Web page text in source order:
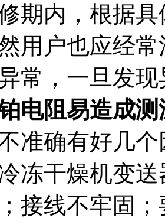
期内，根据
用户也应经
常，一旦发
电阻易造成
准确有好几
冻干燥机变
接线不牢固